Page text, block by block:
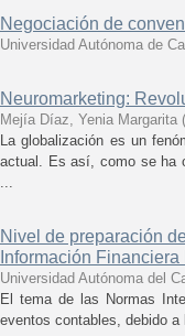
Negociación de
Universidad Autónoma de
Neuromarketing:
Mejía Díaz, Yenia Margarita (
La globalización es un
actual. Es así, como se ha
...
Nivel de preparación
Información
Universidad Autónoma del
El tema de las Normas
eventos contables, debido